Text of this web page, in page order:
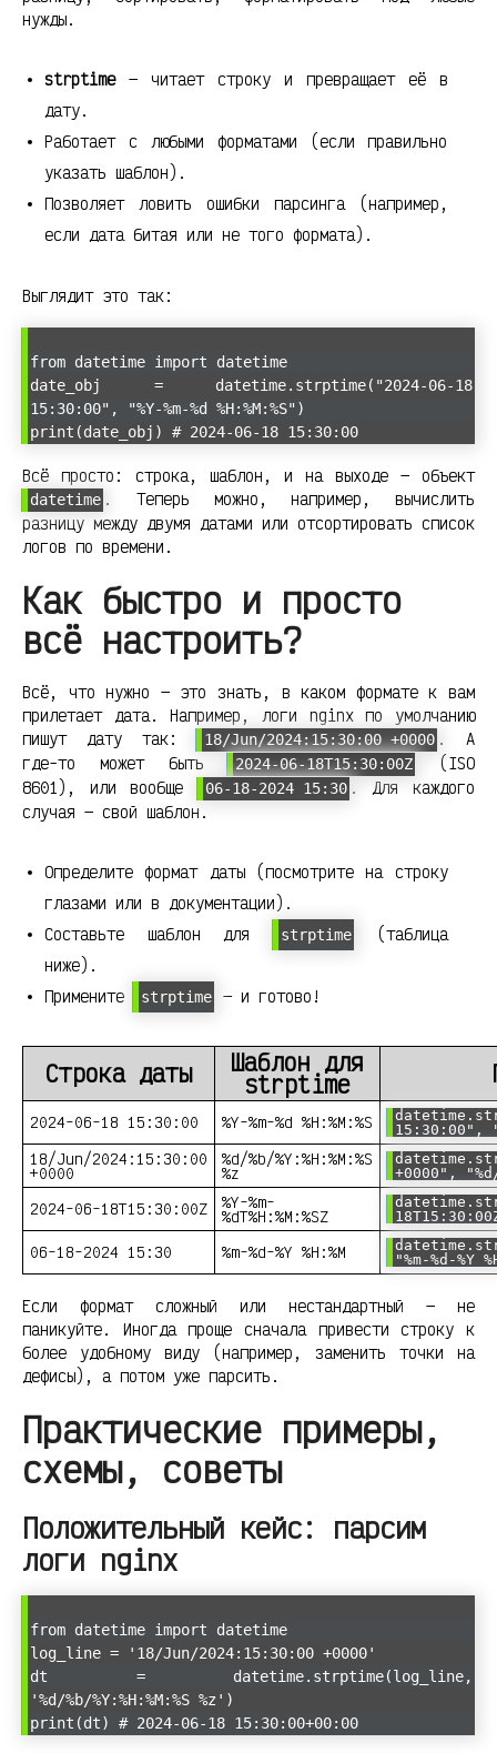
нужды.
strptime— читает строку и превращает её в
дату.
Работает с любыми форматами (если правильно
указать шаблон).
Позволяет ловить ошибки парсинга (например,
если дата битая или не того формата).
Выглядит это так:
from datetime import datetime
date_obj = datetime.strptime("2024-06-18
15:30:00", "%Y-%m-%d %H:%M:%S")
print(date_obj) # 2024-06-18 15:30:00
Всё просто: строка, шаблон, и на выходе — объект
datetime . Теперь можно, например, вычислить
разницу между двумя датами или отсортировать список
логов по времени.
Как быстро и просто
всё настроить?
Всё, что нужно — это знать, в каком формате к вам
прилетает дата. Например, логи nginx по умолчанию
пишут дату так:
18/Jun/2024:15:30:00 +0000 . А
где-то может быть 2024-06-18T15:30:00Z
(ISO
8601), или вообще
06-18-2024 15:30 . Для каждого
случая — свой шаблон.
Определите формат даты (посмотрите на строку
глазами или в документации).
Составьте шаблон для
strptime
(таблица
ниже).
Примените
strptime — и готово!
Строка даты Шаблон для
strptime
2024-06-18 15:30:00 %Y-%m-%d %H:%M:%S
15:30:00",
18/Jun/2024:15:30:00
+0000
%d/%b/%Y:%H:%M:%S
%z
+0000", "%d/
2024-06-18T15:30:00Z %Y-%m-
%dT%H:%M:%SZ
06-18-2024 15:30 %m-%d-%Y %H:%M
"%m-%d-%Y
Если формат сложный или нестандартный — не
паникуйте. Иногда проще сначала привести строку к
более удобному виду (например, заменить точки на
дефисы), а потом уже парсить.
Практические примеры,
схемы, советы
Положительный кейс: парсим
логи nginx
from datetime import datetime
log_line = '18/Jun/2024:15:30:00 +0000'
dt = datetime.strptime(log_line,
'%d/%b/%Y:%H:%M:%S %z')
print(dt) # 2024-06-18 15:30:00+00:00